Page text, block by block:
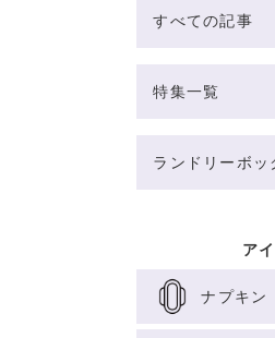
すべての記事
特集一覧
ランドリーボッ
ア
ナプキン